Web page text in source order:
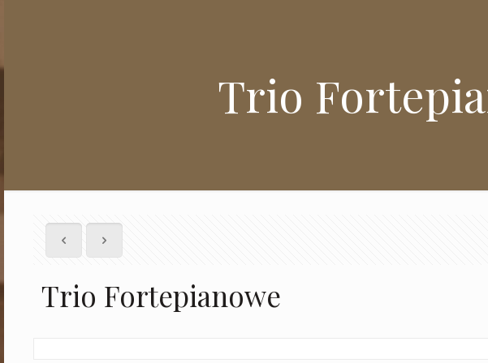
Trio
Trio Fortepianowe